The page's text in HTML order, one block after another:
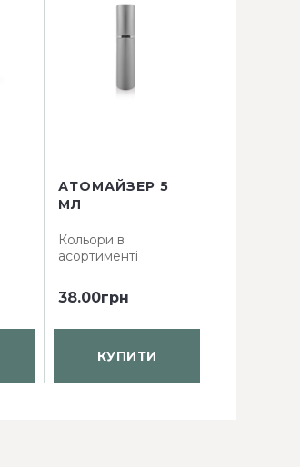
АТОМАЙЗЕР 5
МЛ
Кольори в
асортименті
38.00грн
КУПИТИ